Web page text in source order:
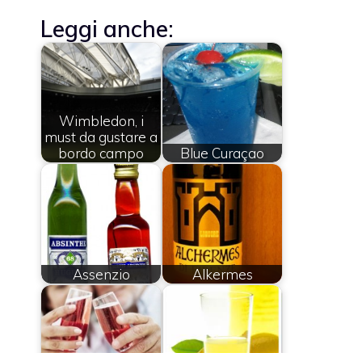
Leggi anche:
Wimbledon, i
must da gustare a
bordo campo
Blue Curaçao
Assenzio Alkermes